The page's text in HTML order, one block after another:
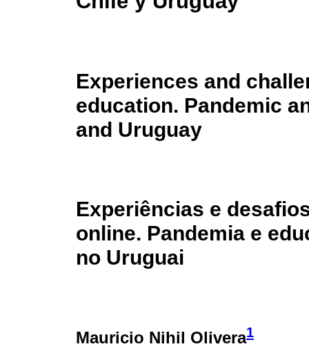
Experiences and
education. Pandemic
and Uruguay
Experiências e
online. Pandemia e
no Uruguai
Mauricio Nihil Olivera1